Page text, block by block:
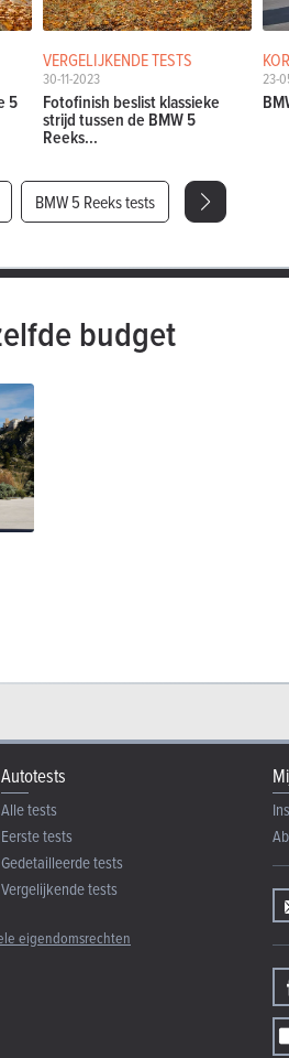
5
VERGELIJKENDE TESTS
30-11-2023
Fotofinish beslist klassieke
strijd tussen de BMW 5
Reeks...
23-
BMW 5 Reeks tests
budget
Autotests
Alle tests
Eerste tests
Gedetailleerde tests
Vergelijkende tests
eigendomsrechten